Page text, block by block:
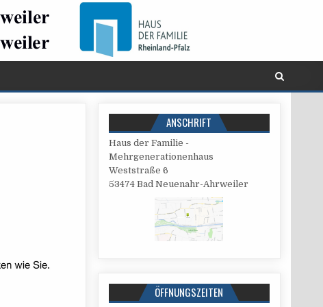
ANSCHRIFT
Haus der Familie -
Mehrgenerationenhaus
West­stra­ße 6
53474 Bad Neuenahr-Ahrweiler
ÖFFNUNGSZEITEN